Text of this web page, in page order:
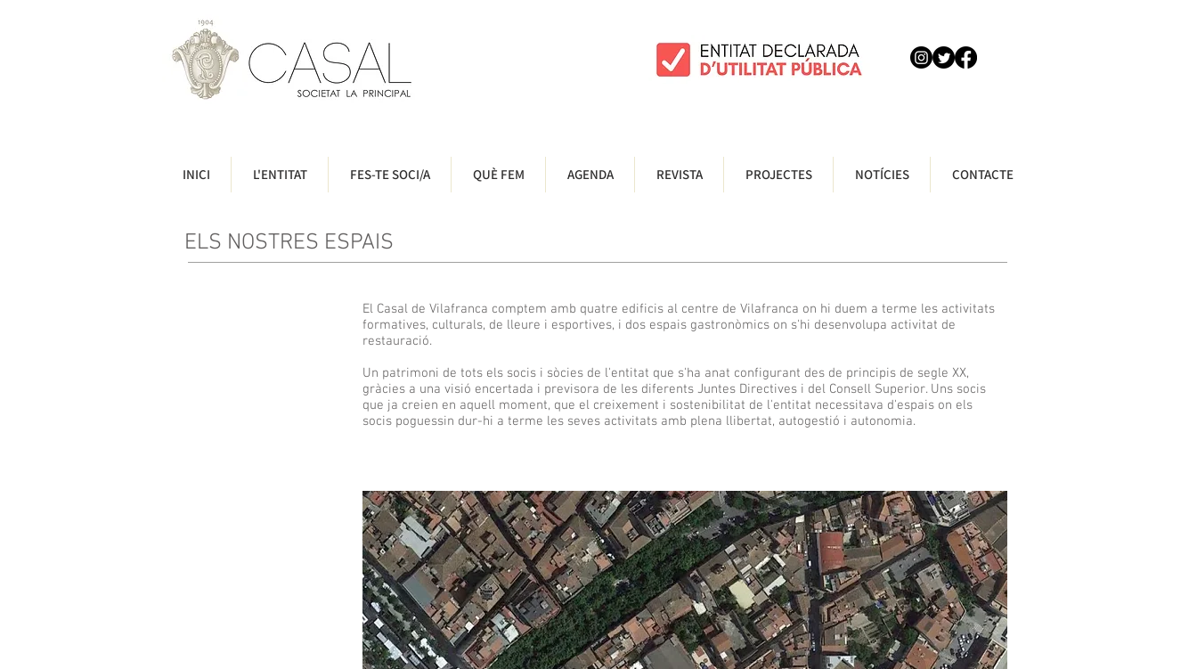
INICI L'ENTITAT FES-TE SOCI/A QUÈ FEM AGENDA REVISTA PROJECTES NOTÍCIES CONTACTE
ELS NOSTRES ESPAIS
El Casal de Vilafranca comptem amb quatre edificis al centre de Vilafranca on hi duem a terme les activitats
formatives, culturals, de lleure i esportives, i dos espais gastronòmics on s'hi desenvolupa activitat de
restauració.
Un patrimoni de tots els socis i sòcies de l'entitat que s'ha anat configurant des de principis de segle XX,
gràcies a una visió encertada i previsora de les diferents Juntes Directives i del Consell Superior. Uns socis
que ja creien en aquell moment, que el creixement i sostenibilitat de l'entitat necessitava d'espais on els
socis poguessin dur-hi a terme les seves activitats amb plena llibertat, autogestió i autonomia.